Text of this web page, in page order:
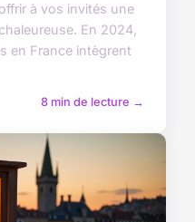
à vos invités une
En 2024,
en France intègrent
8 min de lecture →